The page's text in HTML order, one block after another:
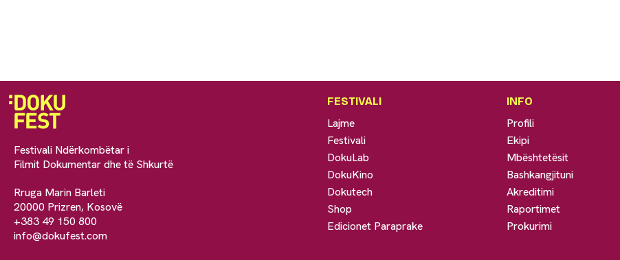
Festivali Ndërkombëtar i
Filmit Dokumentar dhe të Shkurtë
Rruga Marin Barleti
20000 Prizren, Kosovë
+383 49 150 800
info@dokufest.com
FESTIVALI
Lajme
Festivali
DokuLab
DokuKino
Dokutech
Shop
Edicionet Paraprake
INFO
Profili
Ekipi
Mbështetësit
Bashkangjituni
Akreditimi
Raportimet
Prokurimi